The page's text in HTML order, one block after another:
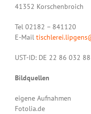
41352 Korschenbroich
Tel 02182 – 841120
E-Mail
UST-ID: DE 22 86 032 88
Bildquellen
eigene Aufnahmen
Fotolia.de